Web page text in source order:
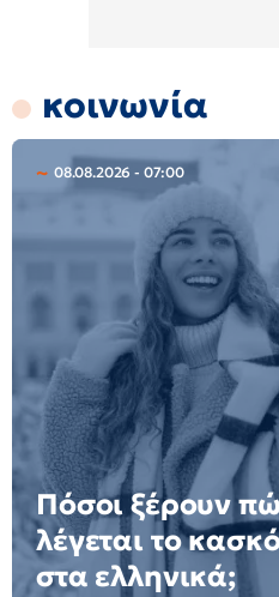
κοινωνία
08.08.2026 - 07:00
Πόσοι ξέρουν
λέγεται το
στα ελληνικά;